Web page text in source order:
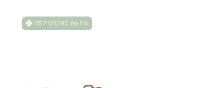
R$2.470,00 no Pix